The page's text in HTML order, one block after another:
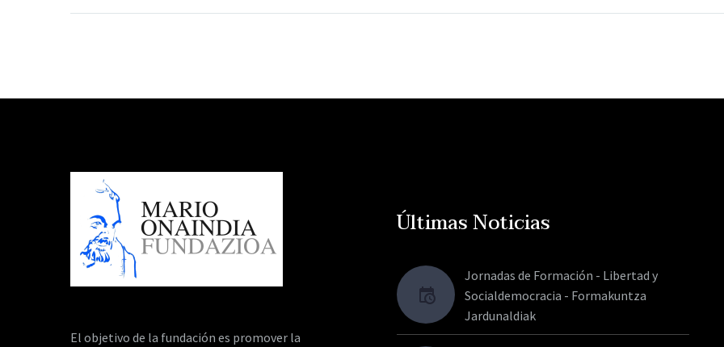
El objetivo de la fundación es promover la
Últimas Noticias
Jornadas de Formación - Libertad y
Socialdemocracia - Formakuntza
Jardunaldiak